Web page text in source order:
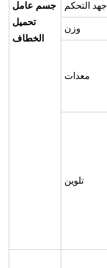
جسم عامل
تحميل
الخطاف
جهد التحكم
وزن
معدات
تلوين